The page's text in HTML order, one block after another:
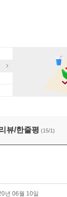
뷰/한줄평 (15/1)
년 06월 10일